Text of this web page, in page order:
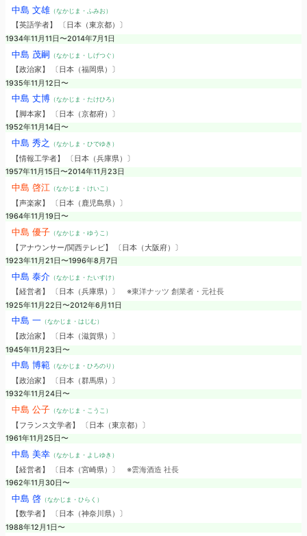
中島 文雄（なかじま・ふみお）
【英語学者】 〔日本（東京都）〕
1934年11月11日〜2014年7月1日
中島 茂嗣 （なかじま・しげつぐ）
【政治家】 〔日本（福岡県）〕
1935年11月12日〜
中島 丈博（なかじま・たけひろ）
【脚本家】 〔日本（京都府）〕
1952年11月14日〜
中島 秀之 （なかしま・ひでゆき）
【情報工学者】 〔日本（兵庫県）〕
1957年11月15日〜2014年11月23日
中島 啓江 （なかじま・けいこ）
【声楽家】 〔日本（鹿児島県）〕
1964年11月19日〜
中島 優子（なかじま・ゆうこ）
【アナウンサー/関西テレビ】 〔日本（大阪府）〕
1923年11月21日〜1996年8月7日
中島 泰介（なかじま・たいすけ）
【経営者】 〔日本（兵庫県）〕 ※東洋ナッツ 創業者・元社長
1925年11月22日〜2012年6月11日
中島 一（なかじま・はじむ）
【政治家】 〔日本（滋賀県）〕
1945年11月23日〜
中島 博範（なかじま・ひろのり）
【政治家】 〔日本（群馬県）〕
1932年11月24日〜
中島 公子（なかじま・こうこ）
【フランス文学者】 〔日本（東京都）〕
1961年11月25日〜
中島 美幸（なかしま・よしゆき）
【経営者】 〔日本（宮崎県）〕 ※雲海酒造 社長
1962年11月30日〜
中島 啓（なかじま・ひらく）
【数学者】 〔日本（神奈川県）〕
1988年12月1日〜